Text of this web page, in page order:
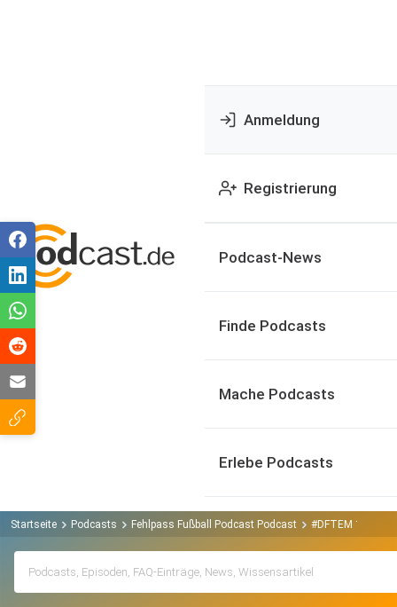
Anmeldung
Registrierung
Podcast-News
Finde Podcasts
Mache Podcasts
Erlebe Podcasts
Startseite Podcasts Fehlpass Fußball Podcast Podcast #DFTEM 10